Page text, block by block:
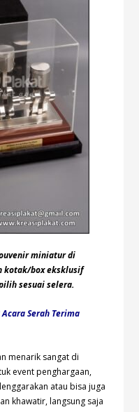
miniatur di
kotak/box eksklusif
sesuai selera.
Serah Terima
menarik sangat di
event penghargaan,
atau bisa juga
khawatir, langsung saja